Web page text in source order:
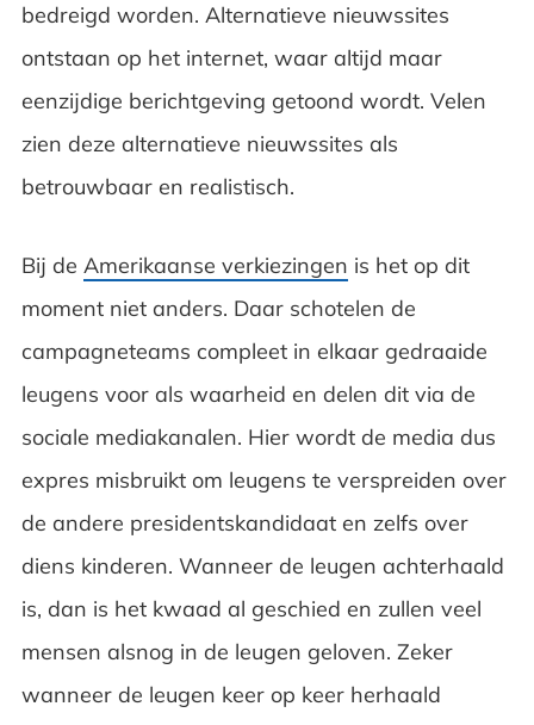
bedreigd worden. Alternatieve nieuwssites
ontstaan op het internet, waar altijd maar
eenzijdige berichtgeving getoond wordt. Velen
zien deze alternatieve nieuwssites als
betrouwbaar en realistisch.
Bij de Amerikaanse verkiezingen is het op dit
moment niet anders. Daar schotelen de
campagneteams compleet in elkaar gedraaide
leugens voor als waarheid en delen dit via de
sociale mediakanalen. Hier wordt de media dus
expres misbruikt om leugens te verspreiden over
de andere presidentskandidaat en zelfs over
diens kinderen. Wanneer de leugen achterhaald
is, dan is het kwaad al geschied en zullen veel
mensen alsnog in de leugen geloven. Zeker
wanneer de leugen keer op keer herhaald